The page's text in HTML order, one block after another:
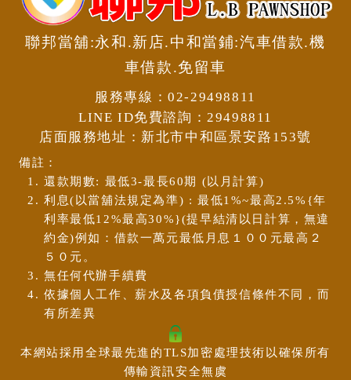
聯邦當舖:永和.新店.中和當鋪:汽車借款.機
車借款.免留車
服務專線：02-29498811
LINE ID免費諮詢： 29498811
店面服務地址： 新北市中和區景安路153號
備註：
還款期數: 最低3-最長60期 (以月計算)
利息(以當舖法規定為準) : 最低1%~最高2.5%{年
利率最低12%最高30%}(提早結清以日計算，無違
約金)例如：借款一萬元最低月息１００元最高２
５０元。
無任何代辦手續費
依據個人工作、薪水及各項負債授信條件不同，而
有所差異
本網站採用全球最先進的TLS加密處理技術以確保所有
傳輸資訊安全無虞